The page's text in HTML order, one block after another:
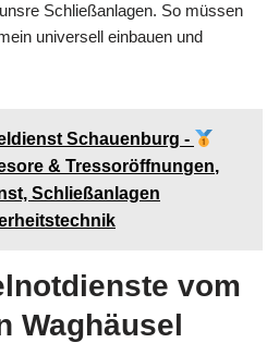
Schließanlagen. So müssen
universell einbauen und
Schauenburg -
& Tressoröffnungen,
Schließanlagen
vom
Waghäusel